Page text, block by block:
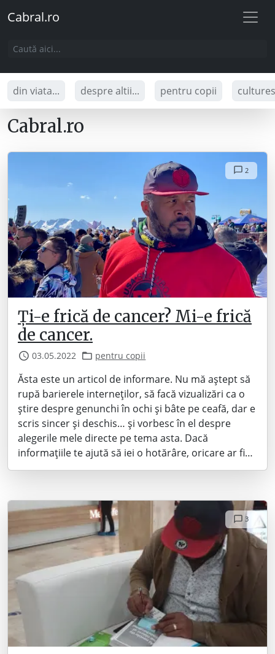
Cabral.ro
din viata... despre altii... pentru copii
Cabral.ro
2
Ți-e frică de cancer? Mi-e frică
de cancer.
03.05.2022 pentru copii
Ăsta este un articol de informare. Nu mă aștept să
rupă barierele interneților, să facă vizualizări ca o
știre despre genunchi în ochi și bâte pe ceafă, dar e
scris sincer și deschis… și vorbesc în el despre
alegerile mele directe pe tema asta. Dacă
informațiile te ajută să iei o hotărâre, oricare ar fi…
3